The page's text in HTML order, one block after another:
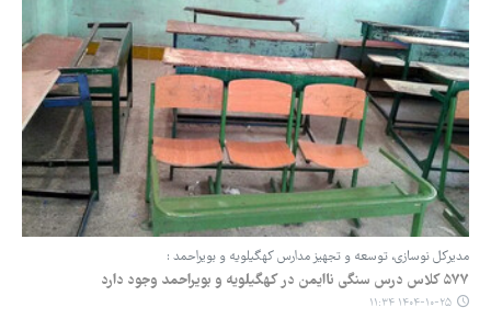
مدیرکل نوسازی، توسعه و تجهیز مدارس کهگیلویه‌ و بویراحمد :
۵۷۷ کلاس درس سنگی ناایمن در کهگیلویه‌ و بویراحمد وجود دارد
۱۴۰۴-۱۰-۲۵ ۱۱:۳۴